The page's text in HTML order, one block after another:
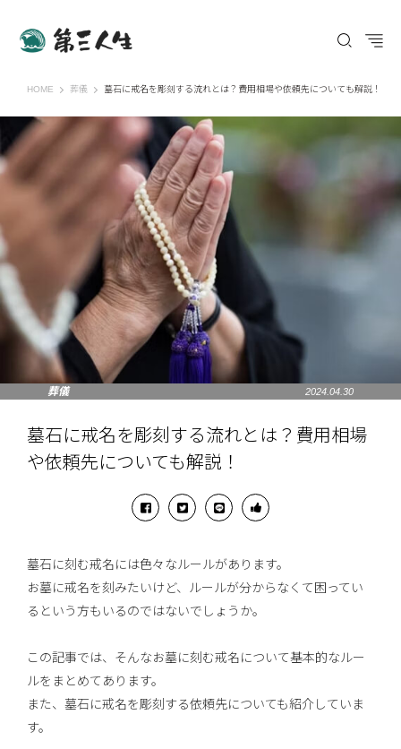
HOME 第三人生 〜寄り道の歩き方〜
葬儀 墓石に戒名を彫刻する流れとは？費用相場や依頼先についても解説！
葬儀 2024.04.30
墓石に戒名を彫刻する流れとは？費用相場
や依頼先についても解説！
墓石に刻む戒名には色々なルールがあります。
お墓に戒名を刻みたいけど、ルールが分からなくて困ってい
るという方もいるのではないでしょうか。
この記事では、そんなお墓に刻む戒名について基本的なルー
ルをまとめてあります。
また、墓石に戒名を彫刻する依頼先についても紹介していま
す。